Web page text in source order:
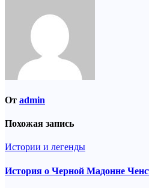
От admin
Похожая запись
Истории и легенды
История о Черной Мадонне